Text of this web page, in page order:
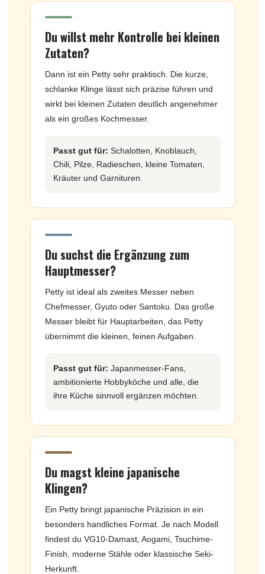
Du willst mehr Kontrolle bei kleinen
Zutaten?
Dann ist ein Petty sehr praktisch. Die kurze,
schlanke Klinge lässt sich präzise führen und
wirkt bei kleinen Zutaten deutlich angenehmer
als ein großes Kochmesser.
Passt gut für: Schalotten, Knoblauch,
Chili, Pilze, Radieschen, kleine Tomaten,
Kräuter und Garnituren.
Du suchst die Ergänzung zum
Hauptmesser?
Petty ist ideal als zweites Messer neben
Chefmesser, Gyuto oder Santoku. Das große
Messer bleibt für Hauptarbeiten, das Petty
übernimmt die kleinen, feinen Aufgaben.
Passt gut für: Japanmesser-Fans,
ambitionierte Hobbyköche und alle, die
ihre Küche sinnvoll ergänzen möchten.
Du magst kleine japanische
Klingen?
Ein Petty bringt japanische Präzision in ein
besonders handliches Format. Je nach Modell
findest du VG10-Damast, Aogami, Tsuchime-
Finish, moderne Stähle oder klassische Seki-
Herkunft.